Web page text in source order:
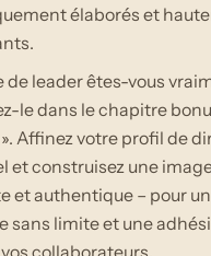
élaborés et
de leader êtes-vous
le dans le chapitre
Affinez votre profil de
et construisez une
et authentique – pour
sans limite et une